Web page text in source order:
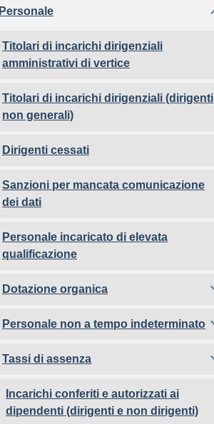
Personale
Titolari di incarichi dirigenziali
amministrativi di vertice
Titolari di incarichi dirigenziali (dirigenti
non generali)
Dirigenti cessati
Sanzioni per mancata comunicazione
dei dati
Personale incaricato di elevata
qualificazione
Dotazione organica
Personale non a tempo indeterminato
Tassi di assenza
Incarichi conferiti e autorizzati ai
dipendenti (dirigenti e non dirigenti)